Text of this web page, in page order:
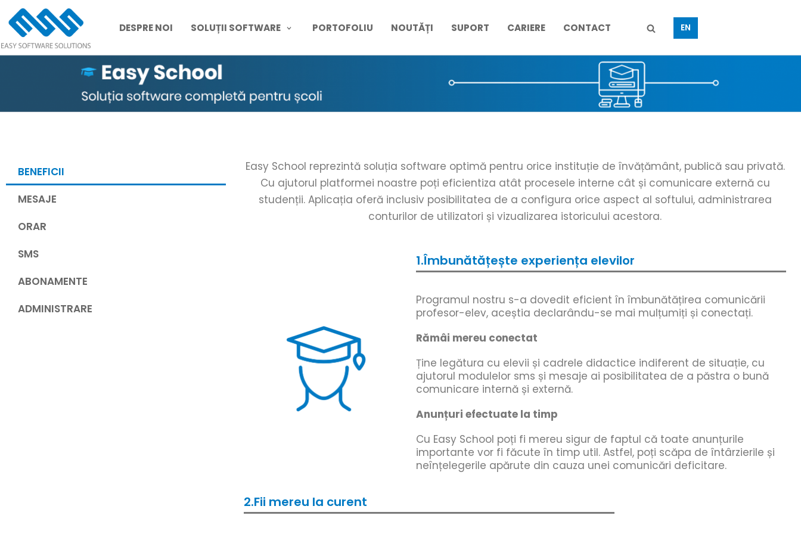
Skip
to
DESPRE NOI SOLUȚII SOFTWARE PORTOFOLIU NOUTĂȚI SUPORT CARIERE CONTACT EN
BENEFICII
MESAJE
ORAR
SMS
ABONAMENTE
ADMINISTRARE
Easy School reprezintă soluția software optimă pentru orice instituție de învățământ, publică sau privată.
Cu ajutorul platformei noastre poți eficientiza atât procesele interne cât și comunicare externă cu
studenții. Aplicația oferă inclusiv posibilitatea de a configura orice aspect al softului, administrarea
conturilor de utilizatori și vizualizarea istoricului acestora.
1.Îmbunătățește experiența elevilor
Programul nostru s-a dovedit eficient în îmbunătățirea comunicării
profesor-elev, aceștia declarându-se mai mulțumiți și conectați.
Rămâi mereu conectat
Ține legătura cu elevii și cadrele didactice indiferent de situație, cu
ajutorul modulelor sms și mesaje ai posibilitatea de a păstra o bună
comunicare internă și externă.
Anunțuri efectuate la timp
Cu Easy School poți fi mereu sigur de faptul că toate anunțurile
importante vor fi făcute în timp util. Astfel, poți scăpa de întârzierile și
neînțelegerile apărute din cauza unei comunicări deficitare.
2.Fii mereu la curent